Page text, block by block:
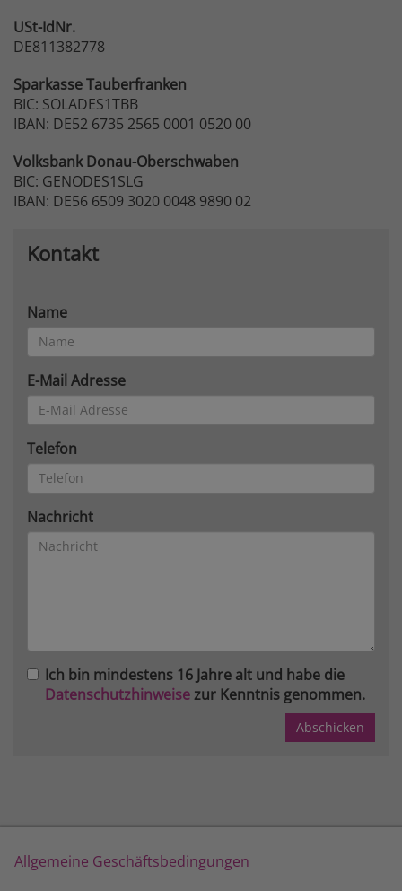
USt-IdNr.
DE811382778
SparkasseTauberfranken
BIC: SOLADES1TBB
IBAN: DE52 6735 2565 0001 0520 00
VolksbankDonau-Oberschwaben
BIC: GENODES1SLG
IBAN: DE56 6509 3020 0048 9890 02
Kontakt
Name
E-Mail Adresse
Telefon
Nachricht
Ich bin mindestens 16 Jahre alt und habe die
Datenschutzhinweisezur Kenntnis genommen.
Allgemeine Geschäftsbedingungen